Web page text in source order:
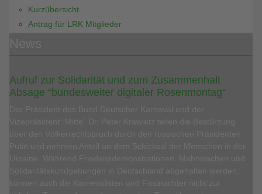
Kurzübersicht
Antrag für LRK Mitglieder
Aufruf zur Solidarität und zum Zusammenhalt
Absage “bundesweiter digitaler Rosenmontag“